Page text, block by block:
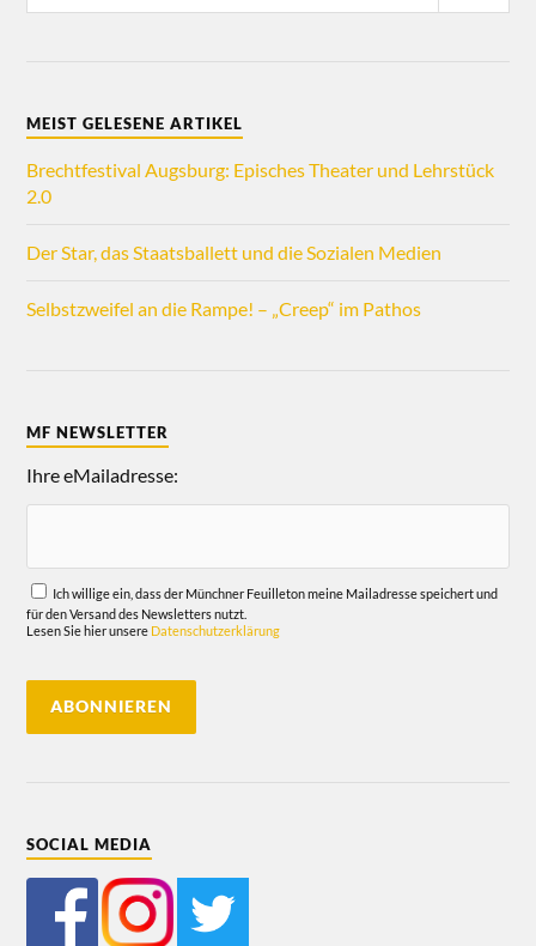
MEIST GELESENE ARTIKEL
Brechtfestival Augsburg: Episches Theater und Lehrstück
2.0
Der Star, das Staatsballett und die Sozialen Medien
Selbstzweifel an die Rampe! – „Creep“ im Pathos
MF NEWSLETTER
Ihre eMailadresse:
Ich willige ein, dass der Münchner Feuilleton meine Mailadresse speichert und
für den Versand des Newsletters nutzt.
Lesen Sie hier unsere Datenschutzerklärung
SOCIAL MEDIA